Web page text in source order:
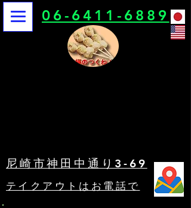
06-6411-6889
鳥栄
鳥栄
尼崎市神田中通り3-69
​テイクアウトはお電話で